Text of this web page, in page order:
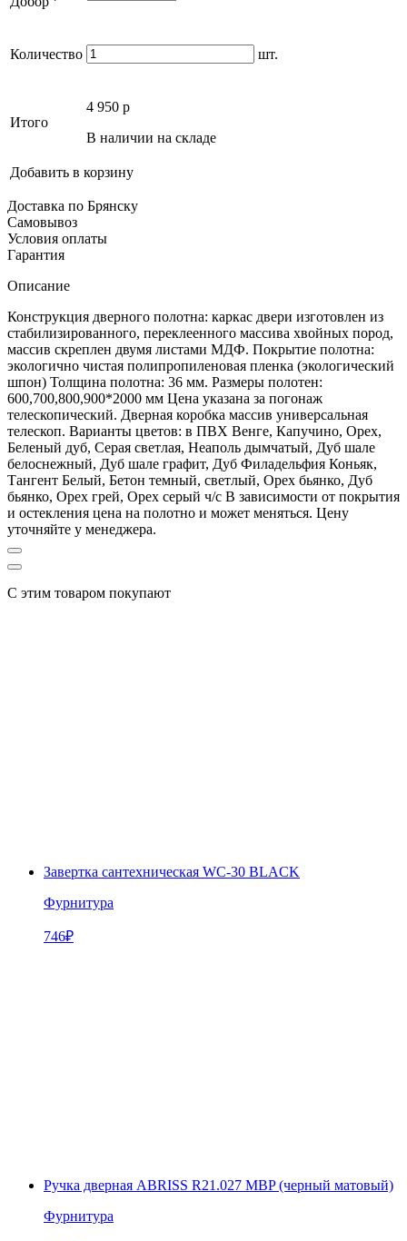
Количество шт.
Итого
4 950 p
В наличии на складе
Добавить в корзину
Доставка по Брянску
Самовывоз
Условия оплаты
Гарантия
Описание
Конструкция дверного полотна: каркас двери изготовлен из
стабилизированного, переклеенного массива хвойных пород,
массив скреплен двумя листами МДФ. Покрытие полотна:
экологично чистая полипропиленовая пленка (экологический
шпон) Толщина полотна: 36 мм. Размеры полотен:
600,700,800,900*2000 мм Цена указана за погонаж
телескопический. Дверная коробка массив универсальная
телескоп. Варианты цветов: в ПВХ Венге, Капучино, Орех,
Беленый дуб, Серая светлая, Неаполь дымчатый, Дуб шале
белоснежный, Дуб шале графит, Дуб Филадельфия Коньяк,
Тангент Белый, Бетон темный, светлый, Орех бьянко, Дуб
бьянко, Орех грей, Орех серый ч/с В зависимости от покрытия
и остекления цена на полотно и может меняться. Цену
уточняйте у менеджера.
С этим товаром покупают
Завертка сантехническая WC-30 BLACK
Фурнитура
746₽
Ручка дверная ABRISS R21.027 MBP (черный матовый)
Фурнитура